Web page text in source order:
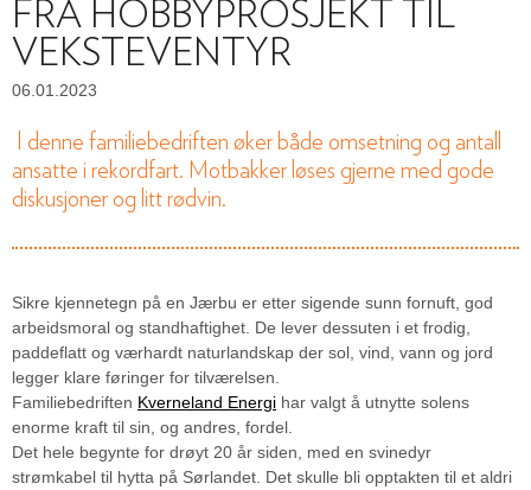
FRA HOBBYPROSJEKT TIL
VEKSTEVENTYR
06.01.2023
I denne familiebedriften øker både omsetning og antall
ansatte i rekordfart. Motbakker løses gjerne med gode
diskusjoner og litt rødvin.
Sikre kjennetegn på en Jærbu er etter sigende sunn fornuft, god
arbeidsmoral og standhaftighet. De lever dessuten i et frodig,
paddeflatt og værhardt naturlandskap der sol, vind, vann og jord
legger klare føringer for tilværelsen.
Familiebedriften Kverneland Energi har valgt å utnytte solens
enorme kraft til sin, og andres, fordel.
Det hele begynte for drøyt 20 år siden, med en svinedyr
strømkabel til hytta på Sørlandet. Det skulle bli opptakten til et aldri